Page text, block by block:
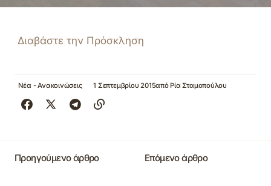
Διαβάστε την Πρόσκληση
Νέα - Ανακοινώσεις 1 Σεπτεμβρίου 2015από Ρία Σταμοπούλου
Προηγούμενο άρθρο Επόμενο άρθρο